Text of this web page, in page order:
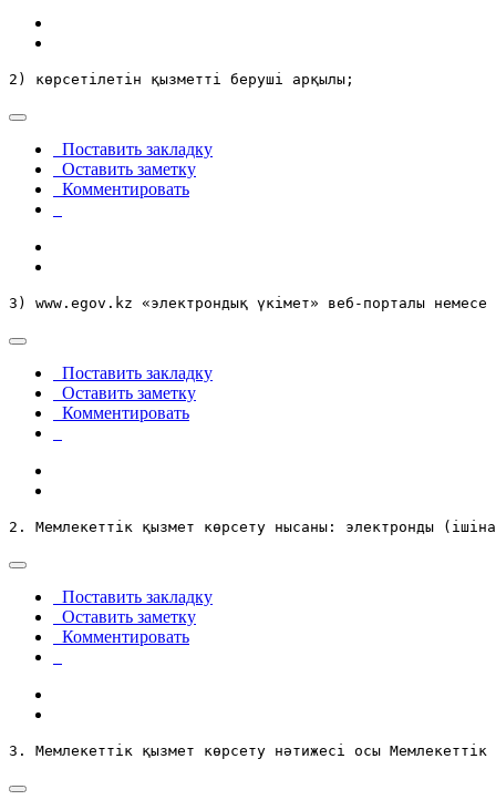
2) көрсетілетін қызметті беруші арқылы;
Поставить закладку
Оставить заметку
Комментировать
3) www.egov.kz «электрондық үкімет» веб-порталы
Поставить закладку
Оставить заметку
Комментировать
2. Мемлекеттік қызмет көрсету нысаны: электронды
Поставить закладку
Оставить заметку
Комментировать
3. Мемлекеттік қызмет көрсету нәтижесі осы